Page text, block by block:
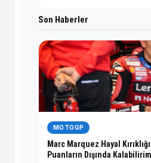
Son Haberler
MOTOGP
Marc Marquez Hayal
Puanların Dışında